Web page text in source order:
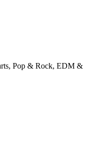
Pop & Rock, EDM &